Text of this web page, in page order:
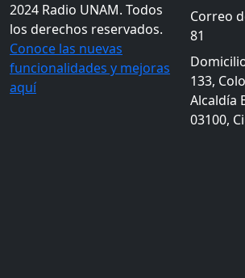
2024 Radio UNAM. Todos
los derechos reservados.
Conoce las nuevas
funcionalidades y mejoras
aquí
Correo
81
133,
Alcaldía
03100,